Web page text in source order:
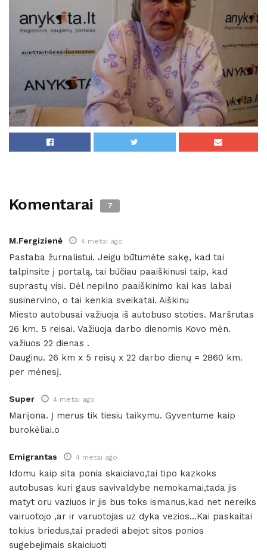
Komentarai 7
M.Fergizienė 4 metai ago
Pastaba žurnalistui. Jeigu būtumėte sakę, kad tai
talpinsite į portalą, tai būčiau paaiškinusi taip, kad
suprastų visi. Dėl nepilno paaiškinimo kai kas labai
susinervino, o tai kenkia sveikatai. Aiškinu
Miesto autobusai važiuoja iš autobuso stoties. Maršrutas
26 km. 5 reisai. Važiuoja darbo dienomis Kovo mėn.
važiuos 22 dienas .
Dauginu. 26 km x 5 reisų x 22 darbo dienų = 2860 km.
per mėnesį.
Super 4 metai ago
Marijona. Į merus tik tiesiu taikymu. Gyventume kaip
burokėliai.o
Emigrantas 4 metai ago
Idomu kaip sita ponia skaiciavo,tai tipo kazkoks
autobusas kuri gaus savivaldybe nemokamai,tada jis
matyt oru vaziuos ir jis bus toks ismanus,kad net nereiks
vairuotojo ,ar ir varuotojas uz dyka vezios…Kai paskaitai
tokius briedus,tai pradedi abejot sitos ponios
sugebejimais skaiciuoti